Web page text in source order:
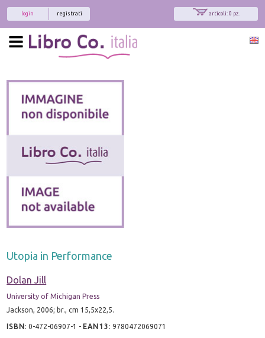
articoli: 0 pz.
registrati
login
Utopia in Performance
Dolan Jill
University of Michigan Press
Jackson, 2006; br., cm 15,5x22,5.
ISBN:0-472-06907-1 - EAN13 :9780472069071